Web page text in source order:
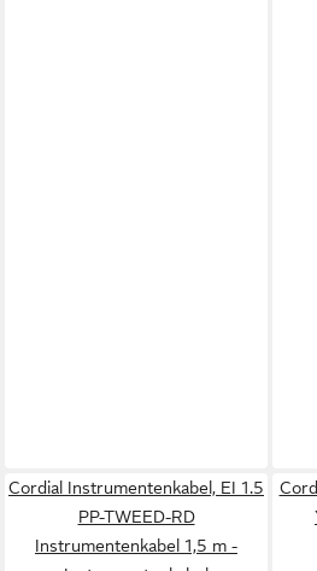
Cordial Instrumentenkabel, EI 1.5
PP-TWEED-RD
Instrumentenkabel 1,5 m -